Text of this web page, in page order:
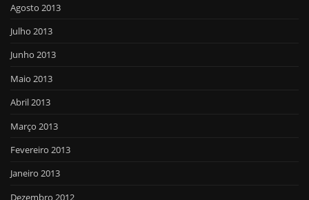
Agosto 2013
Julho 2013
Junho 2013
Maio 2013
Abril 2013
Março 2013
Fevereiro 2013
Janeiro 2013
Dezembro 2012